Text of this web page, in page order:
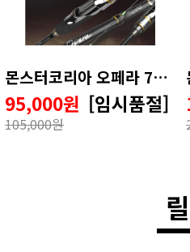
몬스터코리아 오페라 712UL 볼락전용대 볼락낚시대
95,000원 [임시품절]
105,000원
릴